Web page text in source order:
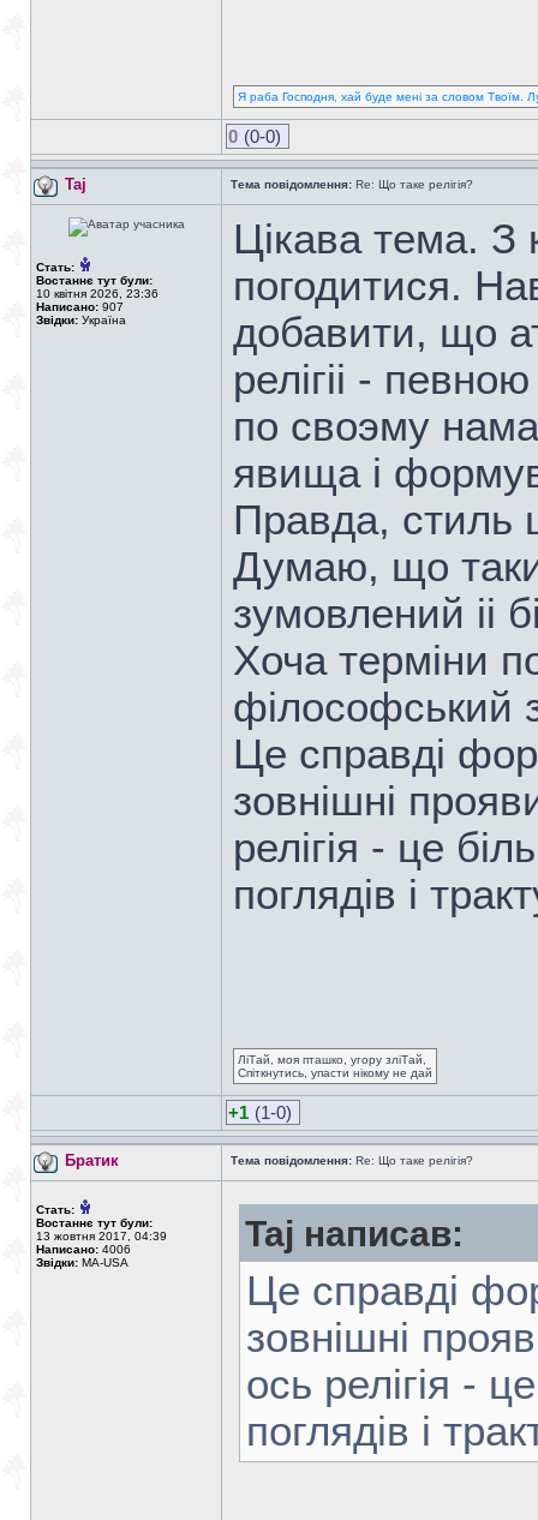
Я раба Господня, хай буде мені за словом Твоїм.
0 (0-0)
Taj Тема повідомлення: Re: Що таке релігія?
Стать:
Востаннє тут були:
10 квітня 2026, 23:36
Написано: 907
Звідки: Україна
Цiкава тема. З
погодитися.
добавити, що
релiгii -
по своэму
явища i
Правда, стиль
Думаю, що
зумовлений ii
Хоча термiни
фiлософський
Це справдi
зовнiшнi
релiгiя - це
поглядiв i
ЛіТай, моя пташко, угору зліТай,
Спіткнутись, упасти нікому не дай
+1 (1-0)
Братик Тема повідомлення: Re: Що таке релігія?
Стать:
Востаннє тут були:
13 жовтня 2017, 04:39
Написано: 4006
Звідки: MA-USA
Taj написав:
Це справдi
зовнiшнi
ось релiгiя -
поглядiв i